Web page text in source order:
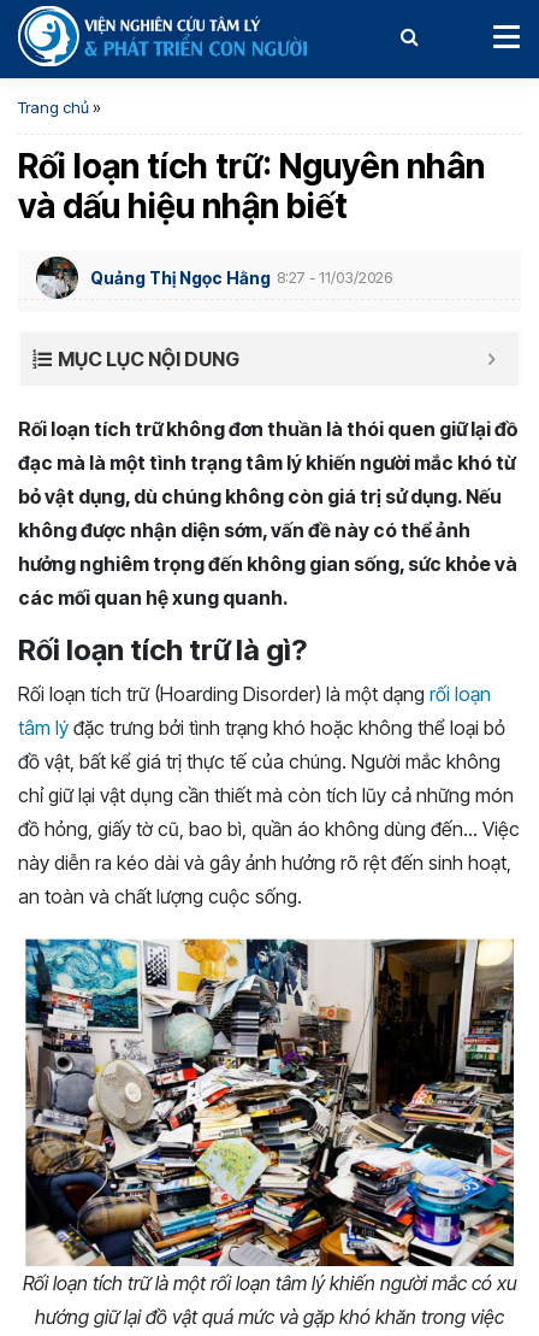
Trang chủ»
Rối loạn tích trữ: Nguyên nhân
và dấu hiệu nhận biết
Quảng Thị Ngọc Hằng 8:27 - 11/03/2026
MỤC LỤC NỘI DUNG
Rối loạn tích trữ không đơn thuần là thói quen giữ lại đồ
đạc mà là một tình trạng tâm lý khiến người mắc khó từ
bỏ vật dụng, dù chúng không còn giá trị sử dụng. Nếu
không được nhận diện sớm, vấn đề này có thể ảnh
hưởng nghiêm trọng đến không gian sống, sức khỏe và
các mối quan hệ xung quanh.
Rối loạn tích trữ là gì?
Rối loạn tích trữ (Hoarding Disorder) là một dạng rối loạn
tâm lý đặc trưng bởi tình trạng khó hoặc không thể loại bỏ
đồ vật, bất kể giá trị thực tế của chúng. Người mắc không
chỉ giữ lại vật dụng cần thiết mà còn tích lũy cả những món
đồ hỏng, giấy tờ cũ, bao bì, quần áo không dùng đến… Việc
này diễn ra kéo dài và gây ảnh hưởng rõ rệt đến sinh hoạt,
an toàn và chất lượng cuộc sống.
Rối loạn tích trữ là một rối loạn tâm lý khiến người mắc có xu
hướng giữ lại đồ vật quá mức và gặp khó khăn trong việc